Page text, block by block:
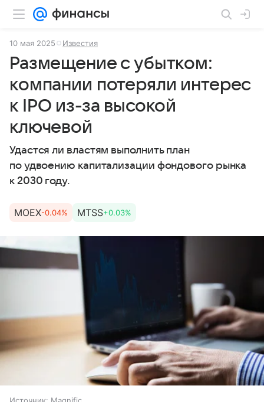
10 мая 2025 Известия
Размещение с убытком:
компании потеряли интерес
к IPO из-за высокой
ключевой
Удастся ли властям выполнить план
по удвоению капитализации фондового рынка
к 2030 году.
MOEX-0.04% MTSS+0.03%
Источник: Magnific